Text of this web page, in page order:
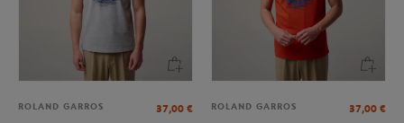
ROLAND GARROS 37,00 €
ROLAND GARROS 37,00 €